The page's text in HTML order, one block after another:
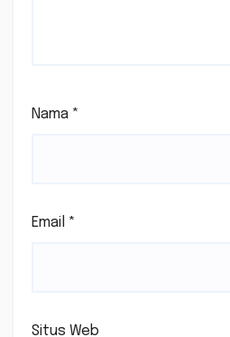
Nama *
Email *
Situs Web